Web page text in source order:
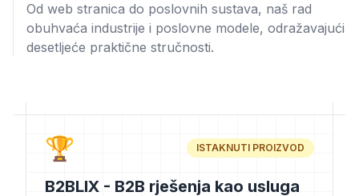
Od web stranica do poslovnih sustava, naš rad
obuhvaća industrije i poslovne modele, odražavajući
desetljeće praktične stručnosti.
🏆 ISTAKNUTI PROIZVOD
B2BLIX - B2B rješenja kao usluga